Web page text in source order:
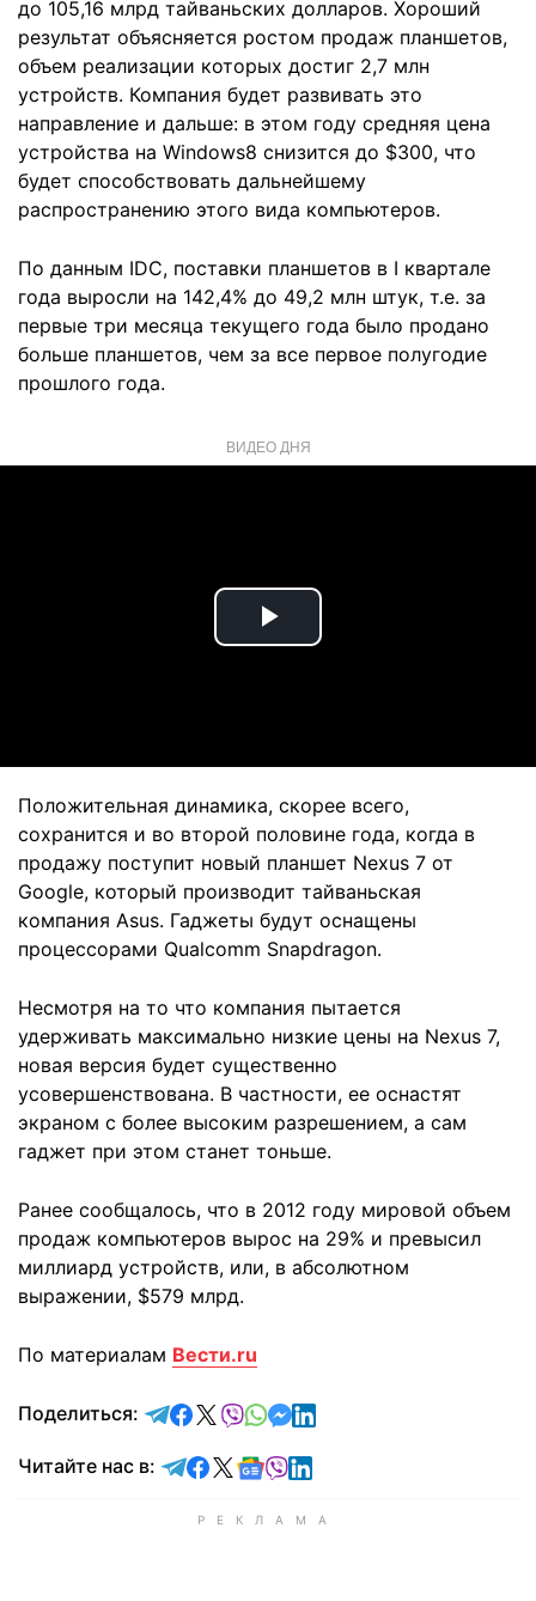
до 105,16 млрд тайваньских долларов. Хороший
результат объясняется ростом продаж планшетов,
объем реализации которых достиг 2,7 млн
устройств. Компания будет развивать это
направление и дальше: в этом году средняя цена
устройства на Windows8 снизится до $300, что
будет способствовать дальнейшему
распространению этого вида компьютеров.
По данным IDC, поставки планшетов в I квартале
года выросли на 142,4% до 49,2 млн штук, т.е. за
первые три месяца текущего года было продано
больше планшетов, чем за все первое полугодие
прошлого года.
ВИДЕО ДНЯ
Play
Положительная динамика, скорее всего,
сохранится и во второй половине года, когда в
продажу поступит новый планшет Nexus 7 от
Google, который производит тайваньская
компания Asus. Гаджеты будут оснащены
процессорами Qualcomm Snapdragon.
Несмотря на то что компания пытается
удерживать максимально низкие цены на Nexus 7,
новая версия будет существенно
усовершенствована. В частности, ее оснастят
экраном с более высоким разрешением, а сам
гаджет при этом станет тоньше.
Ранее сообщалось, что в 2012 году мировой объем
продаж компьютеров вырос на 29% и превысил
миллиард устройств, или, в абсолютном
выражении, $579 млрд.
По материалам Вести.ru
Поделиться: отправить в Telegram
поделиться в Facebook
поделиться в X
отправить в Viber
отправить в Whatsapp
отправить в Messenger
отправить в LinkedIn
Читайте нас в: Читайте в Telegram
Читайте в Facebook
Читайте в X
Читайте в Google news
Читайте в Viber
Читайте в LinkedIn